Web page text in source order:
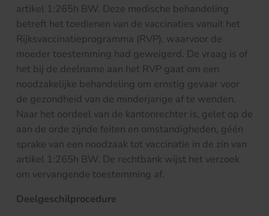
artikel 1:265h BW. Deze medische behandeling
betreft het toedienen van de vaccinaties vanuit het
Rijksvaccinatieprogramma (RVP), waarvoor de
moeder toestemming had geweigerd. De vraag is of
het bij de deelname aan het RVP gaat om een
noodzakelijke behandeling om ernstig gevaar voor
de gezondheid van de minderjarige af te wenden.
Naar het oordeel van de kantonrechter is, gelet op de
aan de orde zijnde feiten en omstandigheden, géén
sprake van een noodzaak tot vaccinatie in de zin van
artikel 1:265h BW. De rechtbank wijst het verzoek
om vervangende toestemming af.
Deelgeschilprocedure